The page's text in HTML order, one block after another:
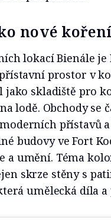
nové
lokací Bienále je
prostor v
jako skladiště pro
lodě. Obchody se
přístavů
budovy ve Fort
a umění. Téma
skrze stěny s
umělecká díla a